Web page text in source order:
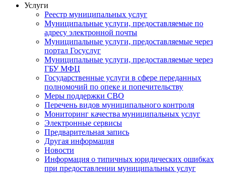
Услуги
Реестр муниципальных услуг
Муниципальные услуги, предоставляемые по
адресу электронной почты
Муниципальные услуги, предоставляемые через
портал Госуслуг
Муниципальные услуги, предоставляемые через
ГБУ МФЦ
Государственные услуги в сфере переданных
полномочий по опеке и попечительству
Меры поддержки СВО
Перечень видов муниципального контроля
Мониторинг качества муниципальных услуг
Электронные сервисы
Предварительная запись
Другая информация
Новости
Информация о типичных юридических ошибках
при предоставлении муниципальных услуг